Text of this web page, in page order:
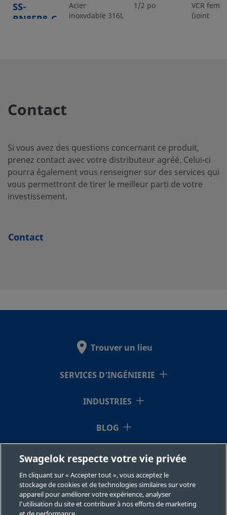
SS-
BN8FR8-C
Acier
inoxydable 316L
1/2 po
VCR
(joint
2C
inoxydable 316L
pour
SS-BN8S8-
Acier
inoxydable 316L
C
inoxydable 316L
surface
SS-
Acier
inoxydable 316L
1/2 po
Raccord
Contact
Si vous avez des questions concernant ce produit,
prenez contact avec votre distributeur agréé. Celui-ci
pourra également vous renseigner sur des services qui
vous permettront de tirer le meilleur parti de votre
investissement.
Contact
Trouver un lieu
SERVICES D’INGÉNIERIE
INDUSTRIES
BLOG
RESSOURCES
À NOTRE SUJET
Swagelok respecte votre vie privée
En cliquant sur « Accepter tout », vous acceptez le
stockage de cookies et de technologies similaires sur votre
appareil pour améliorer votre expérience, analyser
l’utilisation du site et contribuer à nos efforts de marketing